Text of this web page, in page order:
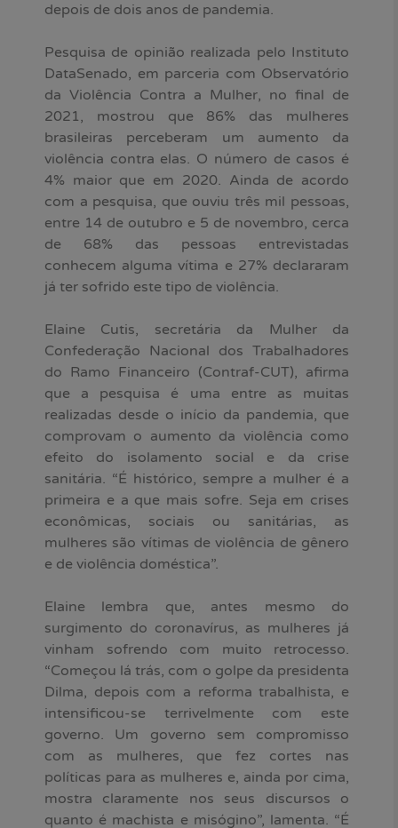
depois de dois anos de pandemia.
Pesquisa de opinião realizada pelo Instituto
DataSenado, em parceria com Observatório
da Violência Contra a Mulher, no final de
2021, mostrou que 86% das mulheres
brasileiras perceberam um aumento da
violência contra elas. O número de casos é
4% maior que em 2020. Ainda de acordo
com a pesquisa, que ouviu três mil pessoas,
entre 14 de outubro e 5 de novembro, cerca
de 68% das pessoas entrevistadas
conhecem alguma vítima e 27% declararam
já ter sofrido este tipo de violência.
Elaine Cutis, secretária da Mulher da
Confederação Nacional dos Trabalhadores
do Ramo Financeiro (Contraf-CUT), afirma
que a pesquisa é uma entre as muitas
realizadas desde o início da pandemia, que
comprovam o aumento da violência como
efeito do isolamento social e da crise
sanitária. “É histórico, sempre a mulher é a
primeira e a que mais sofre. Seja em crises
econômicas, sociais ou sanitárias, as
mulheres são vítimas de violência de gênero
e de violência doméstica”.
Elaine lembra que, antes mesmo do
surgimento do coronavírus, as mulheres já
vinham sofrendo com muito retrocesso.
“Começou lá trás, com o golpe da presidenta
Dilma, depois com a reforma trabalhista, e
intensificou-se terrivelmente com este
governo. Um governo sem compromisso
com as mulheres, que fez cortes nas
políticas para as mulheres e, ainda por cima,
mostra claramente nos seus discursos o
quanto é machista e misógino”, lamenta. “É